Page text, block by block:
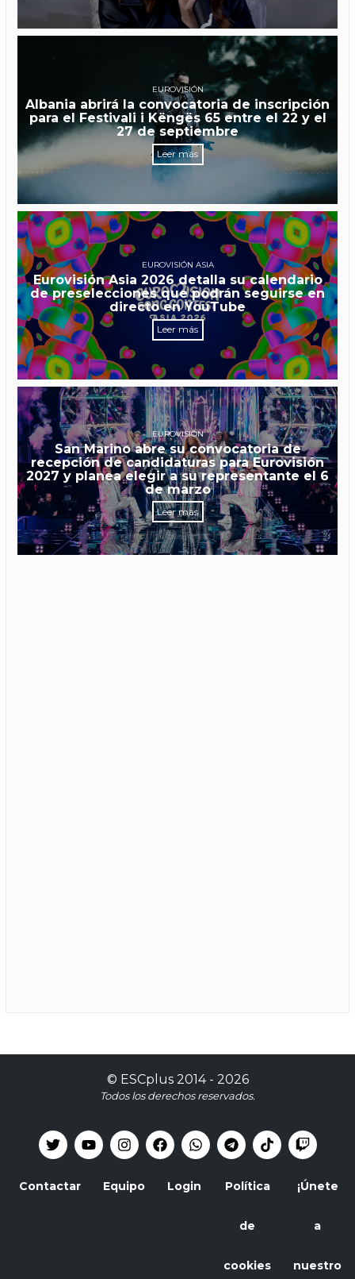
EUROVISIÓN
Albania abrirá la convocatoria de inscripción
para el Festivali i Këngës 65 entre el 22 y el
27 de septiembre
Leer más
EUROVISIÓN ASIA
Eurovisión Asia 2026 detalla su calendario
de preselecciones que podrán seguirse en
directo en YouTube
Leer más
EUROVISIÓN
San Marino abre su convocatoria de
recepción de candidaturas para Eurovisión
2027 y planea elegir a su representante el 6
de marzo
Leer más
© ESCplus2014 - 2026
Todos los derechos reservados.
Contactar Equipo Login Política
de
cookies
¡Únete
a
nuestro